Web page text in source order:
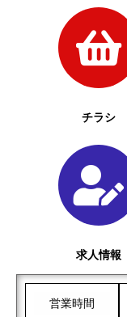
チラシ
求人情報
営業時間